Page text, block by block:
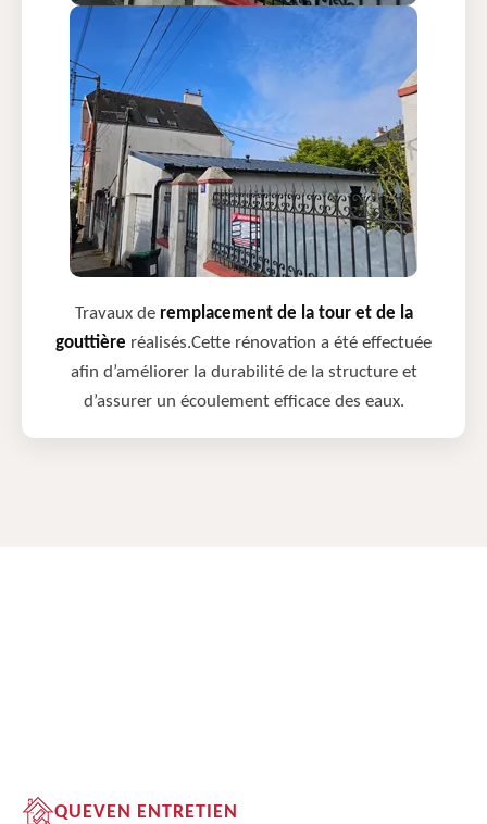
Travaux de remplacement de la tour et de la
gouttière réalisés.Cette rénovation a été effectuée
afin d’améliorer la durabilité de la structure et
d’assurer un écoulement efficace des eaux.
QUEVEN ENTRETIEN